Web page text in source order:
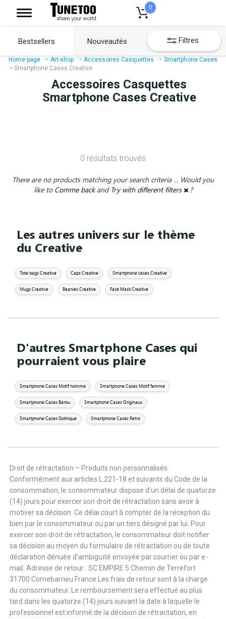
0
Bestsellers Nouveautés Filtres
Home page Art-shop Accessoires Casquettes
Smartphone Cases
Smartphone Cases Creative
Accessoires Casquettes
Smartphone Cases Creative
0 résultats trouvés
There are no products matching your search criteria ... Would you
like to Comme back and Try with different filters ?
Les autres univers sur le thème
du Creative
Tote bags Creative Caps Creative Smartphone cases Creative
Mugs Creative Beanies Creative Face Mask Creative
D'autres Smartphone Cases qui
pourraient vous plaire
Smartphone Cases Motif homme Smartphone Cases Motif femme
Smartphone Cases Barbu Smartphone Cases Originaux
Smartphone Cases Gothique Smartphone Cases Retro
Droit de rétractation – Produits non personnalisés
Conformément aux articles L.221-18 et suivants du Code de la
consommation, le consommateur dispose d’un délai de quatorze
(14) jours pour exercer son droit de rétractation sans avoir à
motiver sa décision. Ce délai court à compter de la réception du
bien par le consommateur ou par un tiers désigné par lui. Pour
exercer son droit de rétractation, le consommateur doit notifier
sa décision au moyen du formulaire de rétractation ou de toute
déclaration dénuée d’ambiguïté envoyée par courrier ou par e-
mail. Adresse de retour : SC EMPIRE 5 Chemin de Terrefort
31700 Cornebarrieu France Les frais de retour sont à la charge
du consommateur. Le remboursement sera effectué au plus
tard dans les quatorze (14) jours suivant la date à laquelle le
professionnel est informé de la décision de rétractation, en